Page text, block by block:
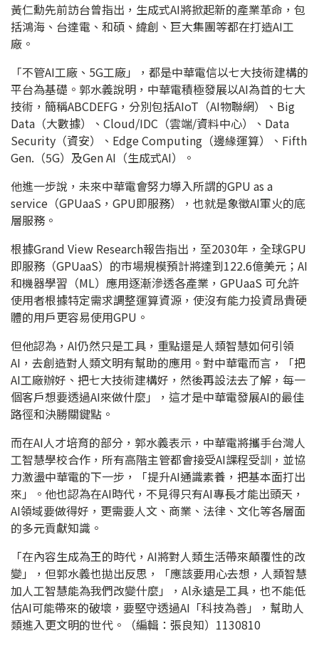
黃仁勳先前訪台曾指出，生成式AI將掀起新的產業革命，包
括鴻海、台達電、和碩、緯創、巨大集團等都在打造AI工
廠。
「不管AI工廠、5G工廠」，都是中華電信以七大技術建構的
平台為基礎。郭水義說明，中華電積極發展以AI為首的七大
技術，簡稱ABCDEFG，分別包括AIoT（AI物聯網）、Big
Data（大數據）、Cloud/IDC（雲端/資料中心）、Data
Security（資安）、Edge Computing（邊緣運算）、Fifth
Gen.（5G）及Gen AI（生成式AI）。
他進一步說，未來中華電會努力導入所謂的GPU as a
service（GPUaaS，GPU即服務），也就是象徵AI軍火的底
層服務。
根據Grand View Research報告指出，至2030年，全球GPU
即服務（GPUaaS）的市場規模預計將達到122.6億美元；AI
和機器學習（ML）應用逐漸滲透各產業，GPUaaS 可允許
使用者根據特定需求調整運算資源，使沒有能力投資昂貴硬
體的用戶更容易使用GPU。
但他認為，AI仍然只是工具，重點還是人類智慧如何引領
AI，去創造對人類文明有幫助的應用。對中華電而言，「把
AI工廠辦好、把七大技術建構好，然後再設法去了解，每一
個客戶想要透過AI來做什麼」，這才是中華電發展AI的最佳
路徑和決勝關鍵點。
而在AI人才培育的部分，郭水義表示，中華電將攜手台灣人
工智慧學校合作，所有高階主管都會接受AI課程受訓，並協
力激盪中華電的下一步，「提升AI通識素養，把基本面打出
來」。他也認為在AI時代，不見得只有AI專長才能出頭天，
AI領域要做得好，更需要人文、商業、法律、文化等各層面
的多元貢獻知識。
「在內容生成為王的時代，AI將對人類生活帶來顛覆性的改
變」，但郭水義也拋出反思，「應該要用心去想，人類智慧
加人工智慧能為我們改變什麼」，Al永遠是工具，也不能低
估AI可能帶來的破壞，要堅守透過AI「科技為善」，幫助人
類進入更文明的世代。（編輯：張良知）1130810